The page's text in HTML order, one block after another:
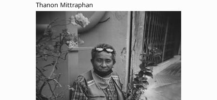
Thanon Mittraphan